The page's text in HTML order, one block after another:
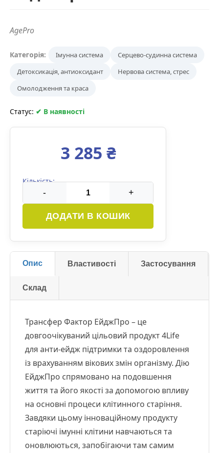
AgePro
Категорія: Імунна система
Серцево-судинна система
Детоксикація, антиоксидант
Нервова система, стрес
Омолодження та краса
Статус: ✔ В наявності
3 285 ₴
Кількість:
- +
ДОДАТИ В КОШИК
Опис Властивості Застосування
Склад
Трансфер Фактор ЕйджПро – це
довгоочікуваний цільовий продукт 4Life
для анти-ейдж підтримки та оздоровлення
із врахуванням вікових змін організму. Дію
ЕйджПро спрямовано на подовшення
життя та його якості за допомогою впливу
на основні процеси клітинного старіння.
Завдяки цьому інноваційному продукту
старіючі імунні клітини навчаються та
оновлюються, запобігаючи там самим